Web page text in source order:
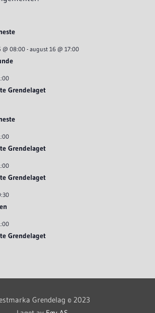
@ 08:00- august 16 @ 17:00
Grendelaget
Grendelaget
Grendelaget
Grendelaget
Grendelag © 2023